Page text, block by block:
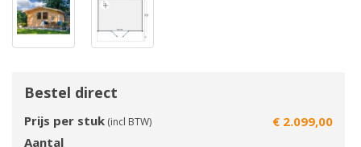
Bestel direct
Prijs per stuk (incl BTW)
€ 2.099,00
Aantal